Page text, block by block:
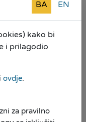
godina
BA EN
kako bi
i prilagodio
ovdje.
za pravilno